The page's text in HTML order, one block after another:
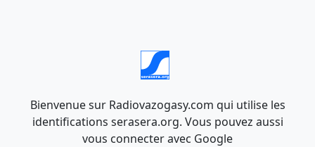
Bienvenue sur Radiovazogasy.com qui utilise les
identifications serasera.org. Vous pouvez aussi
vous connecter avec Google